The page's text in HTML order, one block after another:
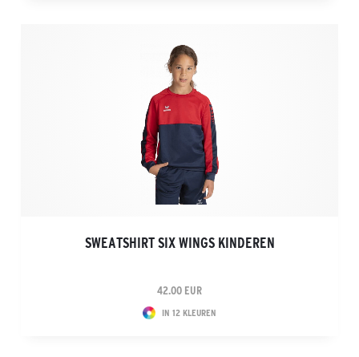
SWEATSHIRT SIX WINGS KINDEREN
42.00 EUR
IN 12 KLEUREN